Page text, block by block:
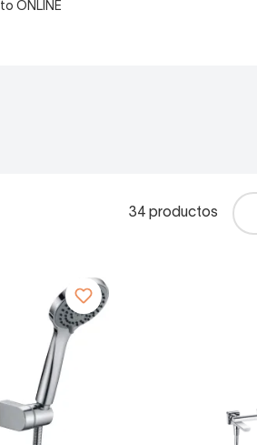
ONLINE
34 productos